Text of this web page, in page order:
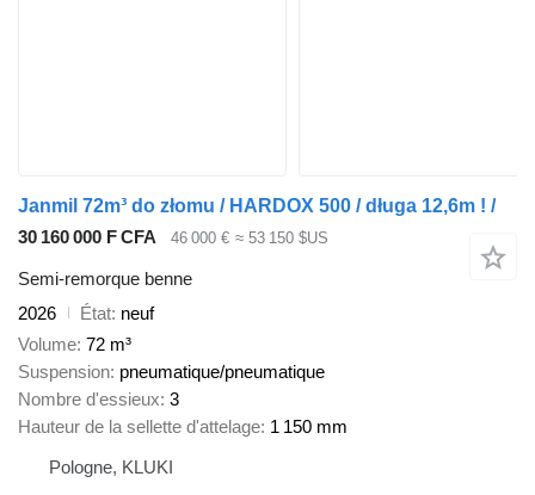
Janmil 72m³ do złomu / HARDOX 500 / długa 12,6m ! /
30 160 000 F CFA
46 000 € ≈ 53 150 $US
Semi-remorque benne
2026
État neuf
Volume 72 m³
Suspension pneumatique/pneumatique
Nombre d'essieux 3
Hauteur de la sellette d'attelage 1 150 mm
Pologne, KLUKI